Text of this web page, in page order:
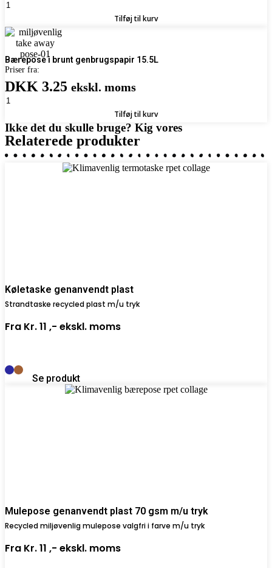
Klimavenlig
bærepose
15L
antal
Tilføj til kurv
Bærepose i brunt genbrugspapir 15.5L
Priser fra:
DKK 3.25 ekskl. moms
Bærepose
brunt
genbrugspapir
15.5L
antal
Tilføj til kurv
Ikke det du skulle bruge? Kig vores
Relaterede produkter
Køletaske genanvendt plast
Strandtaske recycled plast m/u tryk
Fra Kr. 11 ,- ekskl. moms
Se produkt
Mulepose genanvendt plast 70 gsm m/u tryk
Recycled miljøvenlig mulepose valgfri i farve m/u tryk
Fra Kr. 11 ,- ekskl. moms